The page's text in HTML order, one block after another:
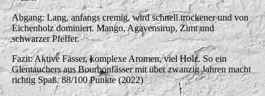
Abgang: Lang, anfangs cremig, wird schnell trockener und von
Eichenholz dominiert. Mango, Agavensirup, Zimt und
schwarzer Pfeffer.
Fazit: Aktive Fässer, komplexe Aromen, viel Holz. So ein
Glentauchers aus Bourbonfässer mit über zwanzig Jahren macht
richtig Spaß. 88/100 Punkte (2022)